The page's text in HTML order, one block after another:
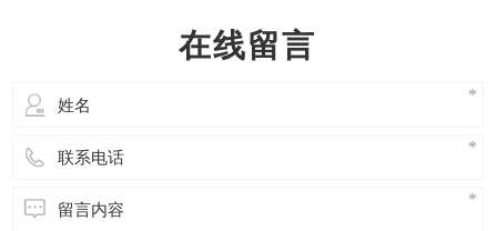
私。 家居用品 弹簧恒力弹簧窗帘：通过恒力
在线留言